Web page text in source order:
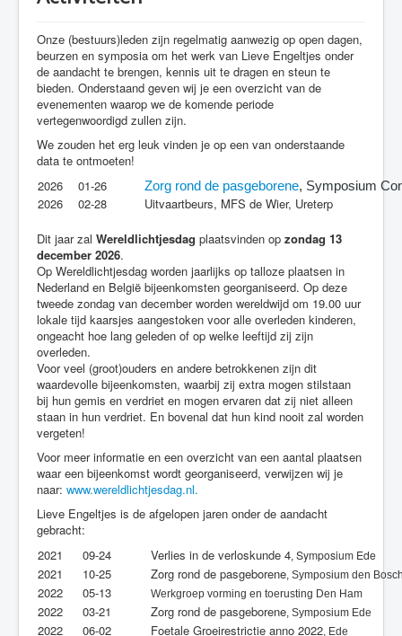
Webwinkel
Onze (bestuurs)leden zijn regelmatig aanwezig op open dagen,
beurzen en symposia om het werk van Lieve Engeltjes onder
de aandacht te brengen, kennis uit te dragen en steun te
bieden. Onderstaand geven wij je een overzicht van de
evenementen waarop we de komende periode
vertegenwoordigd zullen zijn.
We zouden het erg leuk vinden je op een van onderstaande
data te ontmoeten!
2026
01-26 Zorg rond de pasgeborene, Symposium
2026 02-28 Uitvaartbeurs, MFS de Wier, Ureterp
Dit jaar zal Wereldlichtjesdag plaatsvinden op zondag 13
december 2026.
Op Wereldlichtjesdag worden jaarlijks op talloze plaatsen in
Nederland en België bijeenkomsten georganiseerd. Op deze
tweede zondag van december worden wereldwijd om 19.00 uur
lokale tijd kaarsjes aangestoken voor alle overleden kinderen,
ongeacht hoe lang geleden of op welke leeftijd zij zijn
overleden.
Voor veel (groot)ouders en andere betrokkenen zijn dit
waardevolle bijeenkomsten, waarbij zij extra mogen stilstaan
bij hun gemis en verdriet en mogen ervaren dat zij niet alleen
staan in hun verdriet. En bovenal dat hun kind nooit zal worden
vergeten!
Voor meer informatie en een overzicht van een aantal plaatsen
waar een bijeenkomst wordt georganiseerd, verwijzen wij je
naar: www.wereldlichtjesdag.nl.
Lieve Engeltjes is de afgelopen jaren onder de aandacht
gebracht:
2021
09-24 Verlies in de verloskunde 4 Symposium Ede
2021 10-25 Zorg rond de pasgeborene , Symposium den
2022 05-13 Werkgroep vorming en toerusting Den Ham
2022 03-21 Zorg rond de pasgeborene , Symposium Ede
2022 06-02 Foetale Groeirestrictie anno 2022 , Ede